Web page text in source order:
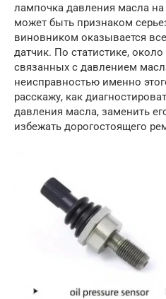
лампочка давления масла
может быть признаком
виновником оказывается
датчик. По статистике,
связанных с давлением
неисправностью именно
расскажу, как
давления масла, заменить
избежать дорогостоящего